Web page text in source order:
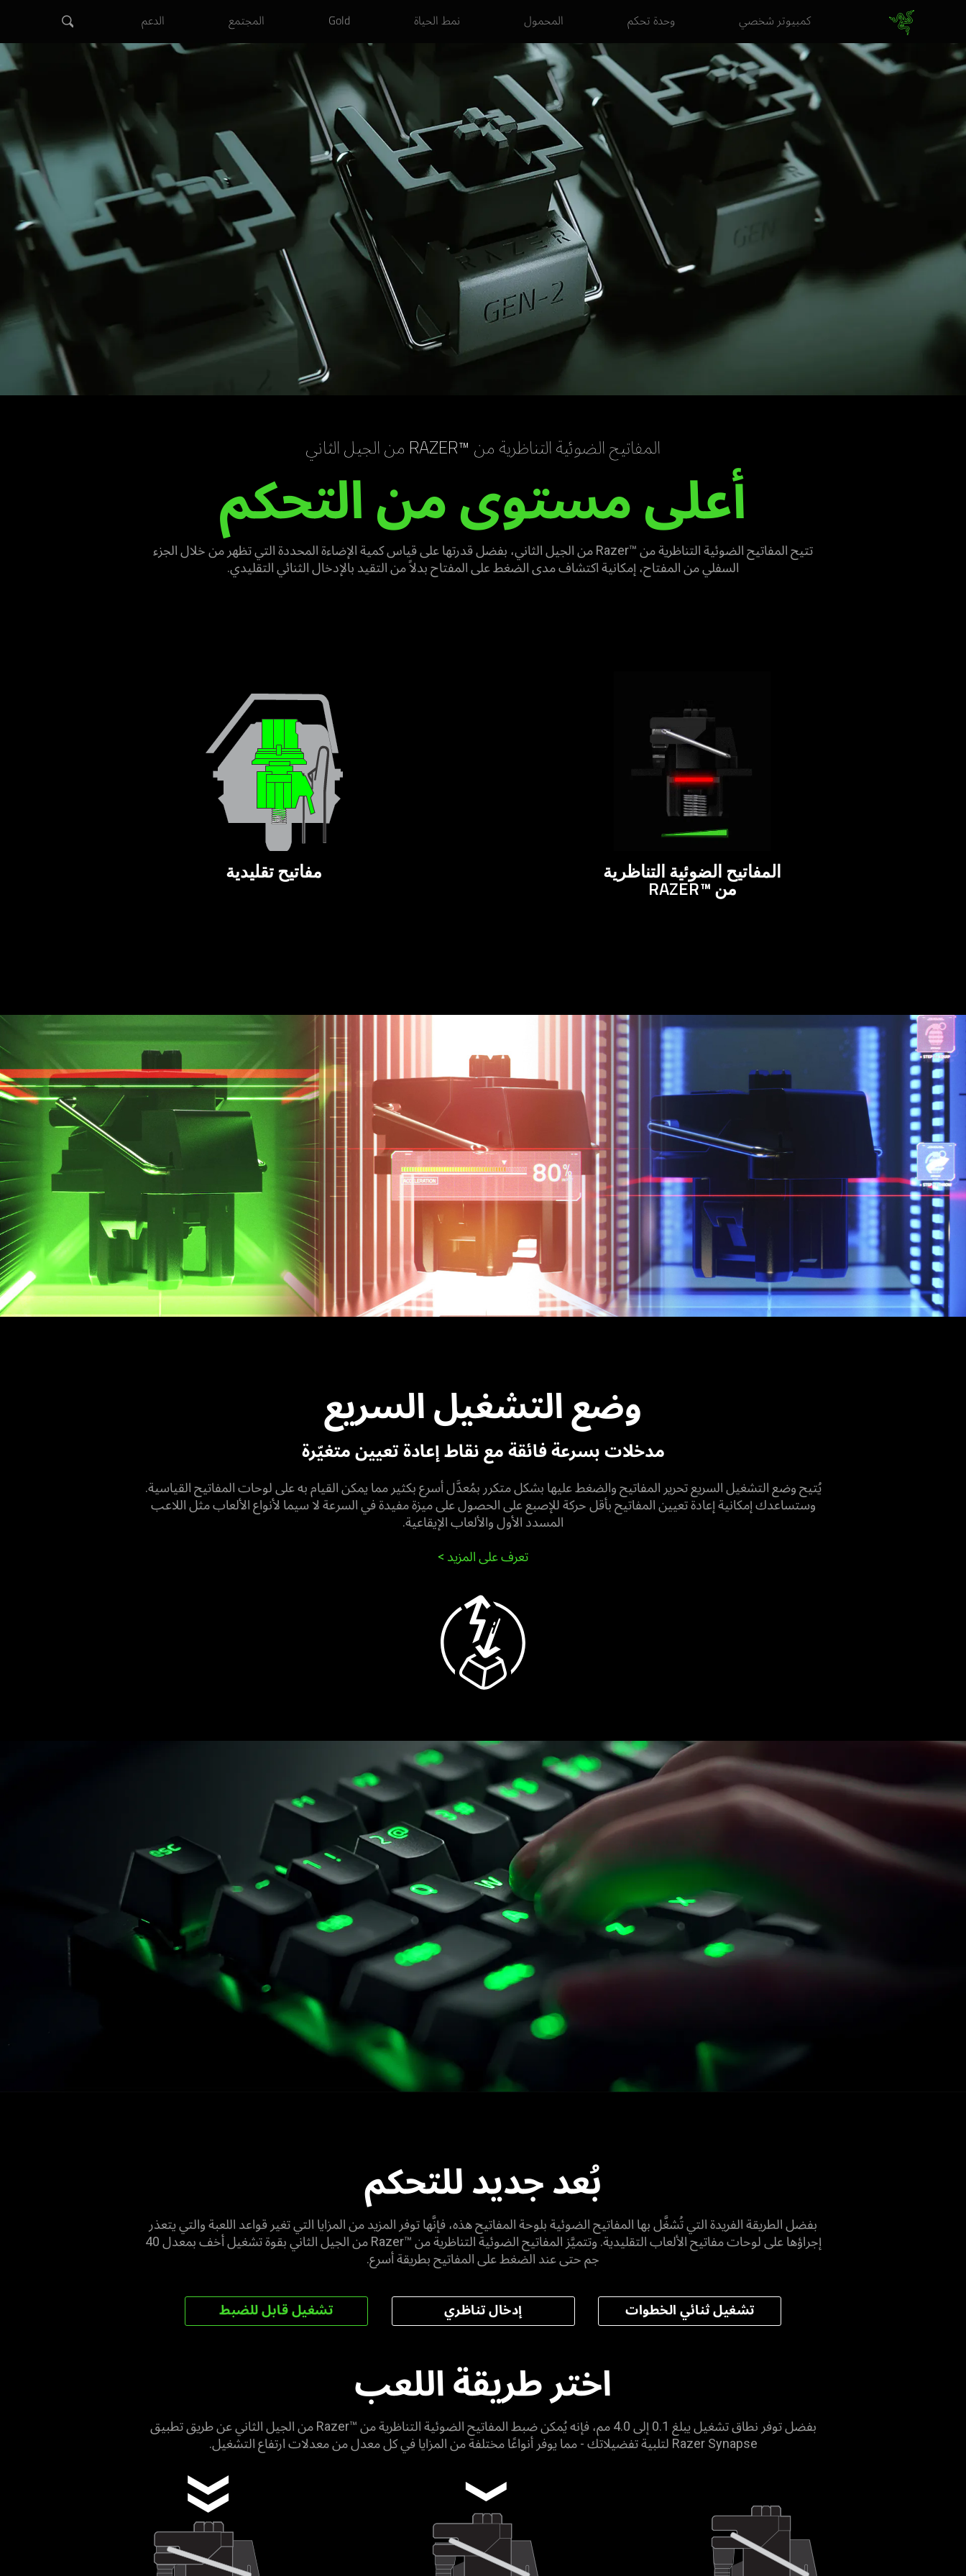
كمبيوتر شخصي وحدة تحكم المحمول نمط الحياة Gold المجتمع الدعم
المفاتيح الضوئية التناظرية من RAZER™‎ من الجيل الثاني
أعلى مستوى من التحكم
تتيح المفاتيح الضوئية التناظرية من Razer™‎ من الجيل الثاني، بفضل قدرتها على قياس كمية الإضاءة المحددة التي تظهر من خلال الجزء
السفلي من المفتاح، إمكانية اكتشاف مدى الضغط على المفتاح بدلاً من التقيد بالإدخال الثنائي التقليدي.
المفاتيح الضوئية التناظرية
من RAZER™‎
مفاتيح تقليدية
وضع التشغيل السريع
مدخلات بسرعة فائقة مع نقاط إعادة تعيين متغيّرة
يُتيح وضع التشغيل السريع تحرير المفاتيح والضغط عليها بشكل متكرر بمُعدَّل أسرع بكثير مما يمكن القيام به على لوحات المفاتيح القياسية.
وستساعدك إمكانية إعادة تعيين المفاتيح بأقل حركة للإصبع على الحصول على ميزة مفيدة في السرعة لا سيما لأنواع الألعاب مثل اللاعب
المسدد الأول والألعاب الإيقاعية.
تعرف على المزيد >
بُعد جديد للتحكم
بفضل الطريقة الفريدة التي تُشغَّل بها المفاتيح الضوئية بلوحة المفاتيح هذه، فإنَّها توفر المزيد من المزايا التي تغير قواعد اللعبة والتي يتعذر
إجراؤها على لوحات مفاتيح الألعاب التقليدية. وتتميَّز المفاتيح الضوئية التناظرية من Razer™‎ من الجيل الثاني بقوة تشغيل أخف بمعدل 40
جم حتى عند الضغط على المفاتيح بطريقة أسرع.
تشغيل قابل للضبط إدخال تناظري تشغيل ثنائي الخطوات
اختر طريقة اللعب
بفضل توفر نطاق تشغيل يبلغ 0.1 إلى 4.0 مم، فإنه يُمكن ضبط المفاتيح الضوئية التناظرية من Razer™‎ من الجيل الثاني عن طريق تطبيق
Razer Synapse لتلبية تفضيلاتك - مما يوفر أنواعًا مختلفة من المزايا في كل معدل من معدلات ارتفاع التشغيل.